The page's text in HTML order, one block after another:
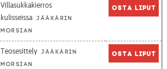
Villasukkakierros
kulisseissa Jääkärin
morsian
Osta liput
Teosesittely Jääkärin
morsian
Osta liput